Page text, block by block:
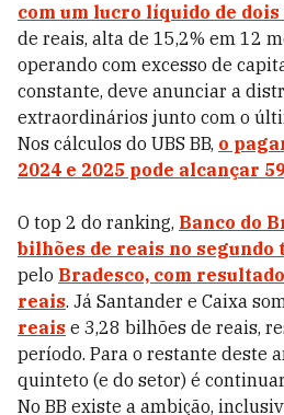
com um lucro líquido de
de reais, alta de 15,2% em 12
operando com excesso de
constante, deve anunciar a
extraordinários junto com o
Nos cálculos do UBS BB, o
2024 e 2025 pode alcançar
O top 2 do ranking, Banco do
bilhões de reais no
pelo Bradesco, com
reais. Já Santander e Caixa
reais e 3,28 bilhões de reais,
período. Para o restante deste
quinteto (e do setor) é
No BB existe a ambição,